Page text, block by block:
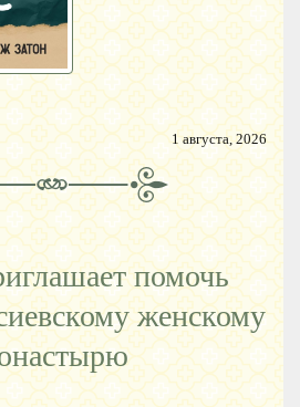
1 августа, 2026
помочь
женскому